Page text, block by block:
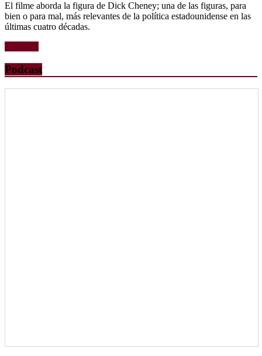
El filme aborda la figura de Dick Cheney; una de las figuras, para
bien o para mal, más relevantes de la política estadounidense en las
últimas cuatro décadas.
Podcast